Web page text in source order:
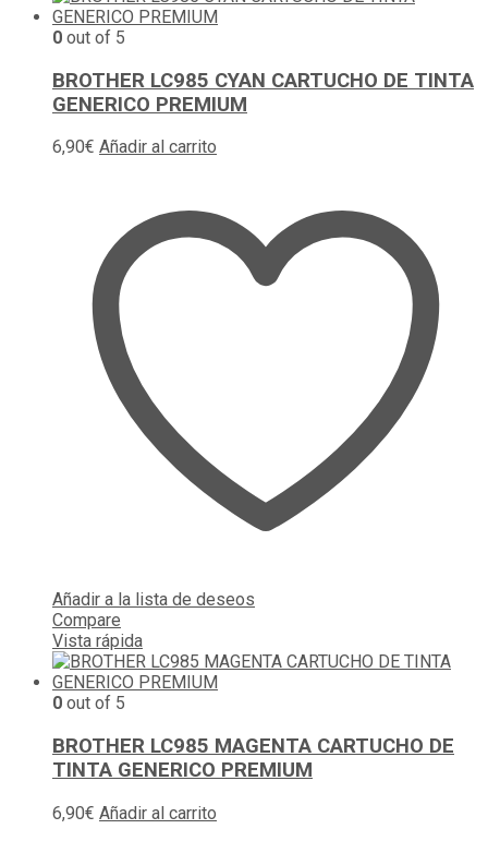
0 out of 5
BROTHER LC985 CYAN CARTUCHO DE TINTA
GENERICO PREMIUM
6,90€ Añadir al carrito
Añadir a la lista de deseos
Compare
Vista rápida
0 out of 5
BROTHER LC985 MAGENTA CARTUCHO DE
TINTA GENERICO PREMIUM
6,90€ Añadir al carrito